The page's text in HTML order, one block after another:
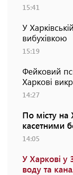
15:41
У
вибухівкою
15:19
Фейковий
Харкові
14:27
По місту на
касетними
14:05
У Харкові у
воду та